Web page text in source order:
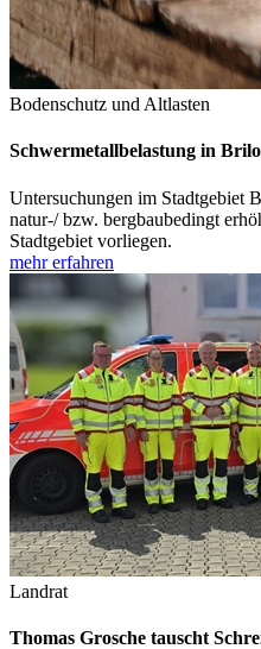
Bodenschutz und Altlasten
Schwermetallbelastung in
Untersuchungen im Stadtgebiet
natur-/ bzw. bergbaubedingt
Stadtgebiet vorliegen.
mehr erfahren
Landrat
Thomas Grosche tauscht